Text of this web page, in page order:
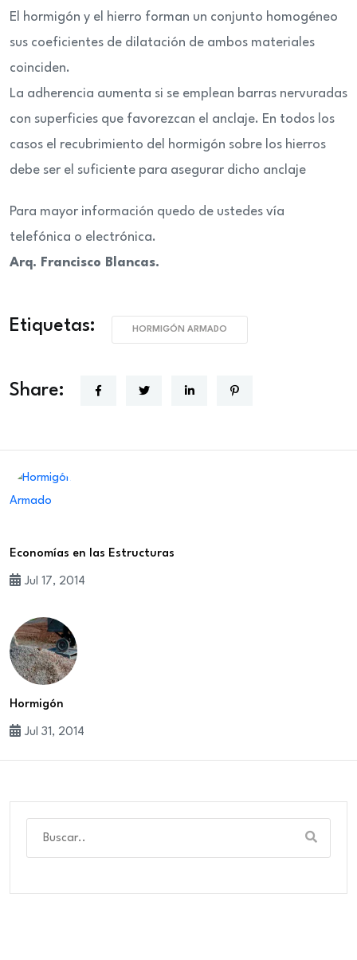
El hormigón y el hierro forman un conjunto homogéneo
sus coeficientes de dilatación de ambos materiales
coinciden.
La adherencia aumenta si se emplean barras nervuradas
con superficies que favorezcan el anclaje. En todos los
casos el recubrimiento del hormigón sobre los hierros
debe ser el suficiente para asegurar dicho anclaje
Para mayor información quedo de ustedes vía
telefónica o electrónica.
Arq. Francisco Blancas.
Etiquetas: HORMIGÓN ARMADO
Share:
Economías en las Estructuras
Jul 17, 2014
Hormigón
Jul 31, 2014